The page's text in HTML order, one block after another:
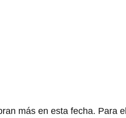
más en esta fecha. Para